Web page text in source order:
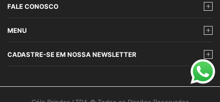
FALE CONOSCO
MENU
CADASTRE-SE EM NOSSA NEWSLETTER